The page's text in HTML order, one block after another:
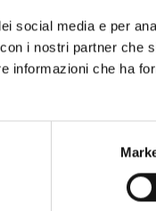
social media e per
i nostri partner che
informazioni che ha